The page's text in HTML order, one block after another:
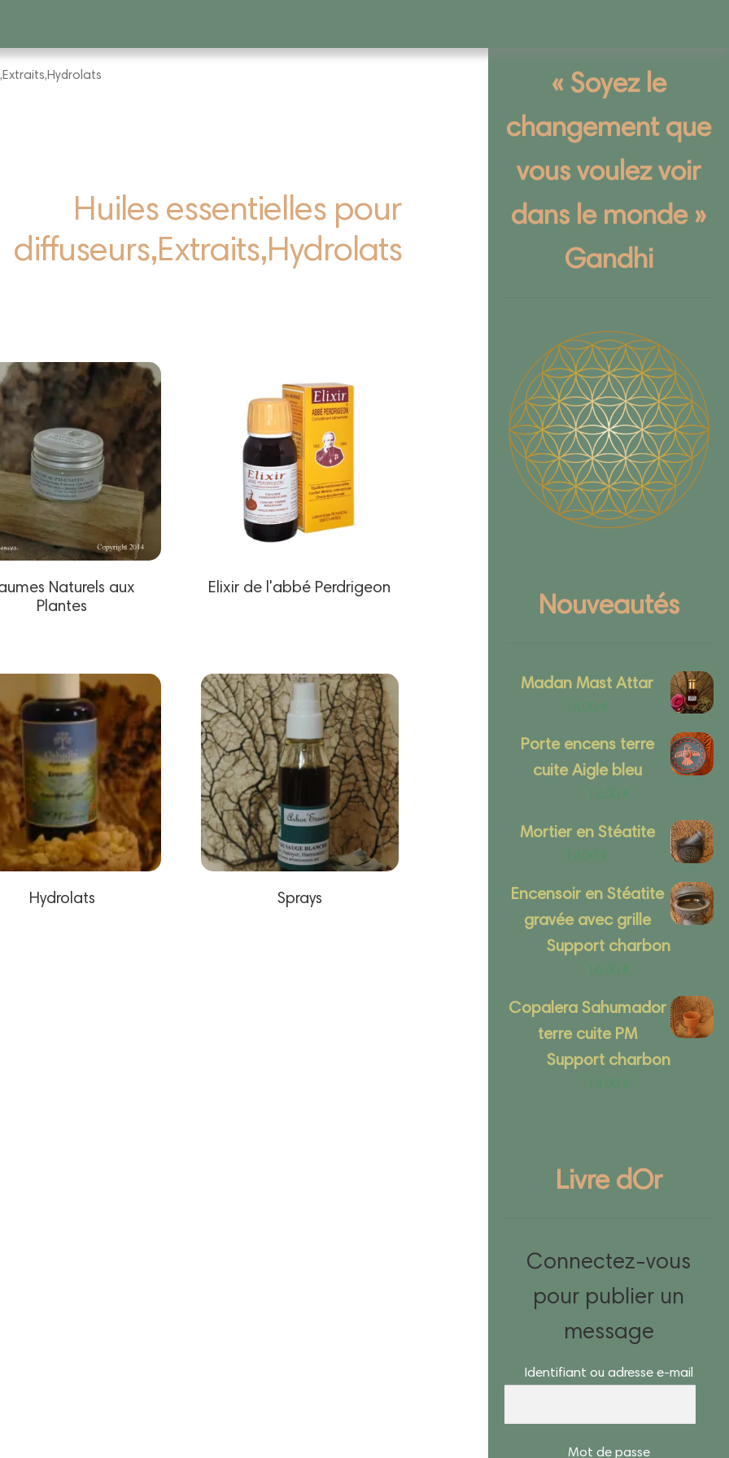
Huiles essentielles pour
diffuseurs,Extraits,Hydrolats
Naturels aux
Plantes
Elixir de l'abbé Perdrigeon
Hydrolats Sprays
« Soyez le
changement que
vous voulez voir
dans le monde »
Gandhi
Nouveautés
Madan Mast Attar
14.00 €
Porte encens terre
cuite Aigle bleu
12.00 €
Mortier en Stéatite
14.00 €
Encensoir en Stéatite
gravée avec grille
Support charbon
16.00 €
Copalera Sahumador
terre cuite PM
Support charbon
13.00 €
Livre dOr
Connectez-vous
pour publier un
message
Identifiant ou adresse e-mail
Mot de passe